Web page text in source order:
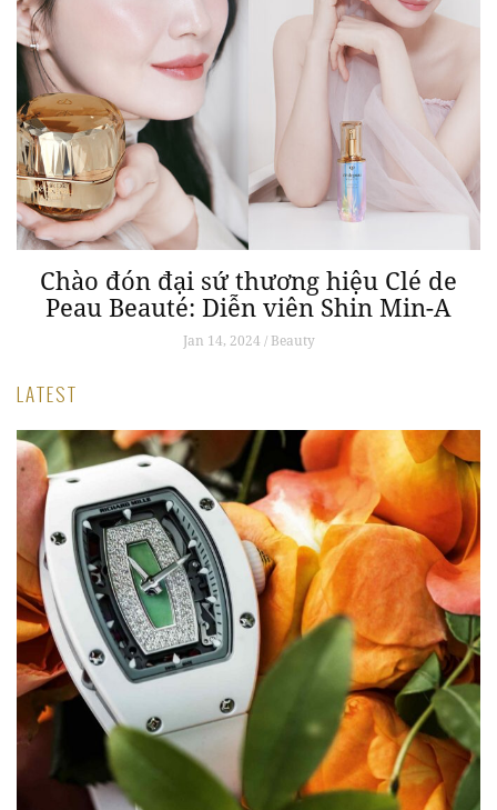
Chào đón đại sứ thương hiệu Clé de
Peau Beauté: Diễn viên Shin Min-A
Jan 14, 2024 / Beauty
LATEST